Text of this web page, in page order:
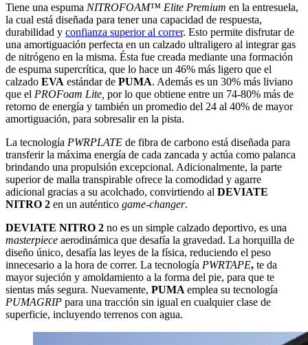
Tiene una espuma NITROFOAM™ Elite Premium en la entresuela,
la cual está diseñada para tener una capacidad de respuesta,
durabilidad y confianza superior al correr. Esto permite disfrutar de
una amortiguación perfecta en un calzado ultraligero al integrar gas
de nitrógeno en la misma. Ésta fue creada mediante una formación
de espuma supercrítica, que lo hace un 46% más ligero que el
calzado EVA estándar de PUMA. Además es un 30% más liviano
que el PROFoam Lite, por lo que obtiene entre un 74-80% más de
retorno de energía y también un promedio del 24 al 40% de mayor
amortiguación, para sobresalir en la pista.
La tecnología PWRPLATE de fibra de carbono está diseñada para
transferir la máxima energía de cada zancada y actúa como palanca
brindando una propulsión excepcional. Adicionalmente, la parte
superior de malla transpirable ofrece la comodidad y agarre
adicional gracias a su acolchado, convirtiendo al DEVIATE
NITRO 2 en un auténtico game-changer.
DEVIATE NITRO 2 no es un simple calzado deportivo, es una
masterpiece aerodinámica que desafía la gravedad. La horquilla de
diseño único, desafía las leyes de la física, reduciendo el peso
innecesario a la hora de correr. La tecnología PWRTAPE, te da
mayor sujeción y amoldamiento a la forma del pie, para que te
sientas más segura. Nuevamente, PUMA emplea su tecnología
PUMAGRIP para una tracción sin igual en cualquier clase de
superficie, incluyendo terrenos con agua.